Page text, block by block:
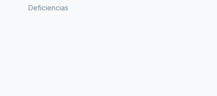
Deficiencias